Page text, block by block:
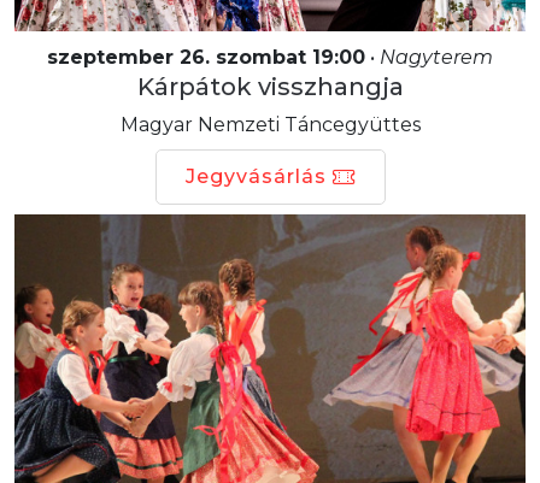
szeptember 26. szombat 19:00 • Nagyterem
Kárpátok visszhangja
Magyar Nemzeti Táncegyüttes
Jegyvásárlás